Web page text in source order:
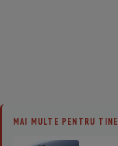
MAI MULTE PENTRU TINE